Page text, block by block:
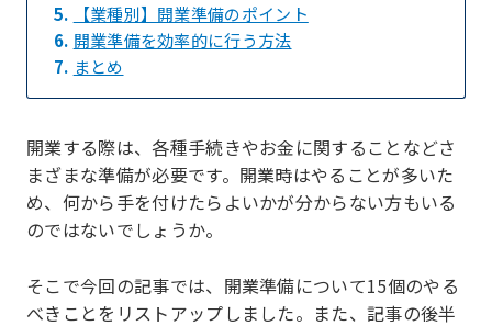
5.
【業種別】開業準備のポイント
6. 開業準備を効率的に行う方法
7. まとめ
開業する際は、各種手続きやお金に関することなどさ
まざまな準備が必要です。開業時はやることが多いた
め、何から手を付けたらよいかが分からない方もいる
のではないでしょうか。
そこで今回の記事では、開業準備について15個のやる
べきことをリストアップしました。また、記事の後半